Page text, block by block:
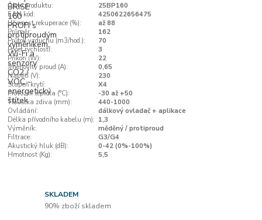
Číslo produktu:
25BP160
EAN kód:
4250622656475
Účinnost rekuperace (%):
až 88
Průměr:
162
Průtok vzduchu (m3/hod.):
70
Počet rychlostí:
3
Příkon (W):
22
Jmenovitý proud (A):
0,65
Napětí (V):
230
Stupeň krytí:
X4
Provozní teplota (°C):
-30 až +50
Tloušťka zdiva (mm):
440-1000
Ovládání:
dálkový ovladač + aplikace
Délka přívodního kabelu (m): 1,3
Výměník:
měděný / protiproud
Filtrace:
G3/G4
Akustický hluk (dB):
0-42 (0%-100%)
Hmotnost (Kg):
5,5
SKLADEM
90% zboží skladem